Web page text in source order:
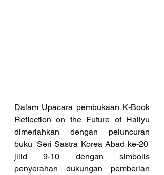
Dalam Upacara pembukaan K-Book
Reflection on the Future of Hallyu
dimeriahkan dengan peluncuran
buku 'Seri Sastra Korea Abad ke-20'
jilid 9-10 dengan simbolis
penyerahan dukungan pemberian